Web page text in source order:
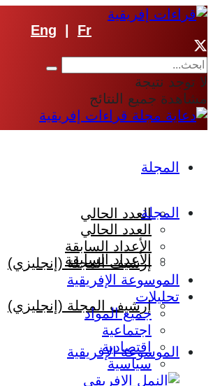
Eng Fr
لا توجد نتيجة
مشاهدة جميع النتائج
المجلة
العدد الحالي
الأعداد السابقة
إرشيف المجلة (إنجليزي)
الموسوعة الإفريقية
المجلة
العدد الحالي
الأعداد السابقة
إرشيف المجلة (إنجليزي)
الموسوعة الإفريقية
تحليلات
جميع المواد
اجتماعية
اقتصادية
سياسية